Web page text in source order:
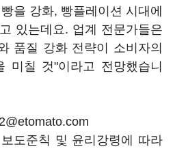
을 강화, 빵플레이션 시대에
있는데요. 업계 전문가들은
품질 강화 전략이 소비자의
미칠 것"이라고 전망했습니
도준칙 및 윤리강령에 따라